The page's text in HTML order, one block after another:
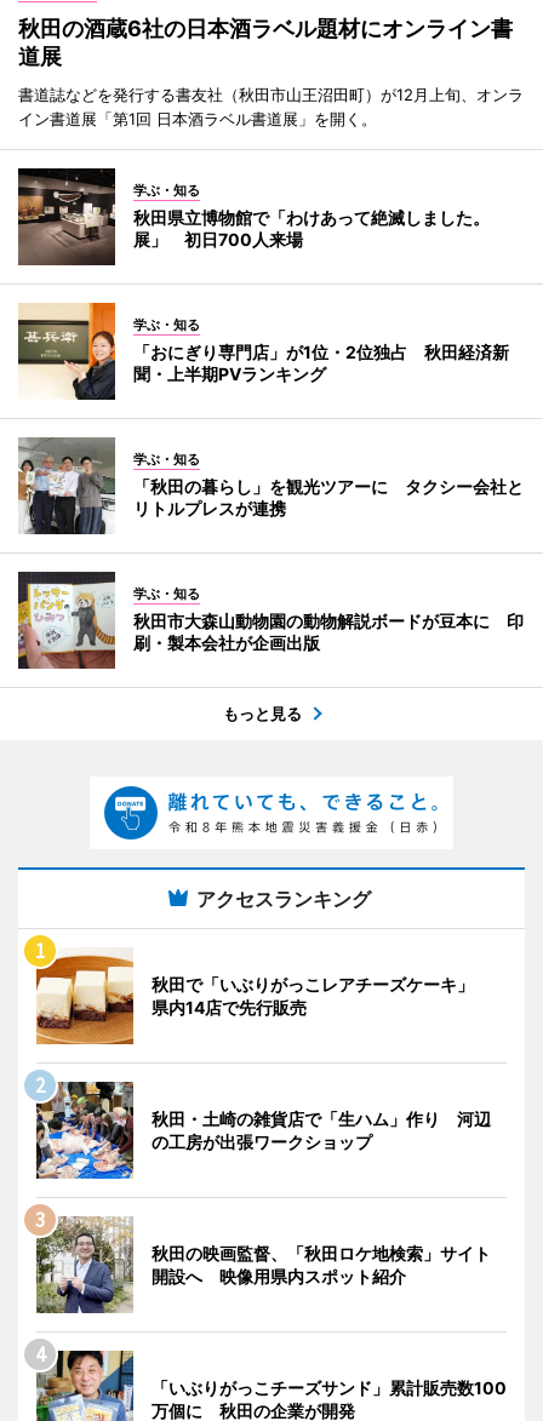
秋田の酒蔵6社の日本酒ラベル題材にオンライン書
道展
書道誌などを発行する書友社（秋田市山王沼田町）が12月上旬、オンラ
イン書道展「第1回 日本酒ラベル書道展」を開く。
学ぶ・知る
秋田県立博物館で「わけあって絶滅しました。
展」 初日700人来場
学ぶ・知る
「おにぎり専門店」が1位・2位独占 秋田経済新
聞・上半期PVランキング
学ぶ・知る
「秋田の暮らし」を観光ツアーに タクシー会社と
リトルプレスが連携
学ぶ・知る
秋田市大森山動物園の動物解説ボードが豆本に 印
刷・製本会社が企画出版
もっと見る
アクセスランキング
秋田で「いぶりがっこレアチーズケーキ」
県内14店で先行販売
秋田・土崎の雑貨店で「生ハム」作り 河辺
の工房が出張ワークショップ
秋田の映画監督、「秋田ロケ地検索」サイト
開設へ 映像用県内スポット紹介
「いぶりがっこチーズサンド」累計販売数100
万個に 秋田の企業が開発